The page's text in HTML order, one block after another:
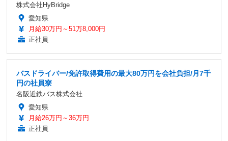
株式会社HyBridge
愛知県
月給30万円～51万8,000円
正社員
バスドライバー/免許取得費用の最大80万円を会社負担/月7千
円の社員寮
名阪近鉄バス株式会社
愛知県
月給26万円～36万円
正社員